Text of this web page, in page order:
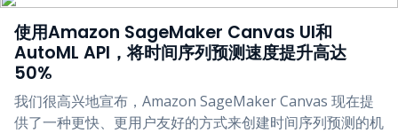
使用Amazon SageMaker Canvas UI和
AutoML API，将时间序列预测速度提升高达
50%
我们很高兴地宣布，Amazon SageMaker Canvas 现在提
供了一种更快、更用户友好的方式来创建时间序列预测的机